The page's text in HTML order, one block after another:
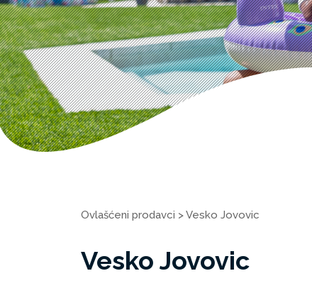
Ovlašćeni prodavci >Vesko Jovovic
Vesko Jovovic